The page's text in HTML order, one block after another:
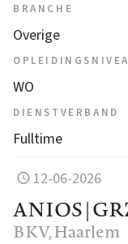
BRANCHE
Overige
WO
DIENSTVERBAND
Fulltime
12-06-2026
ANIOS |
BKV, Haarlem